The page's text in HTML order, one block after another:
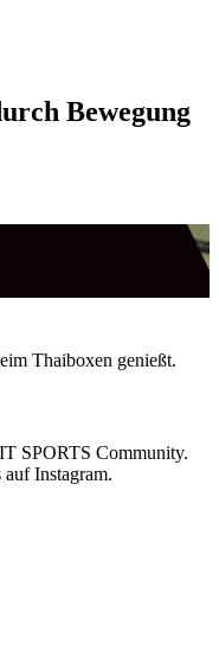
Bewegung
Thaiboxen genießt.
SPORTS Community.
Instagram.